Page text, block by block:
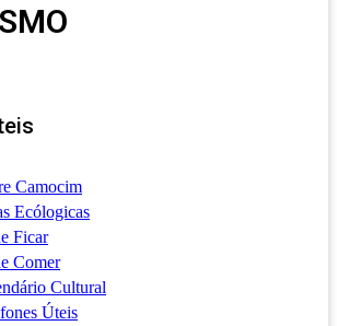
Camocim
Ecólogicas
Ficar
Comer
Cultural
Úteis